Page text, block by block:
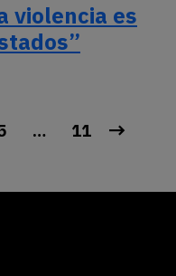
violencia es
… 11